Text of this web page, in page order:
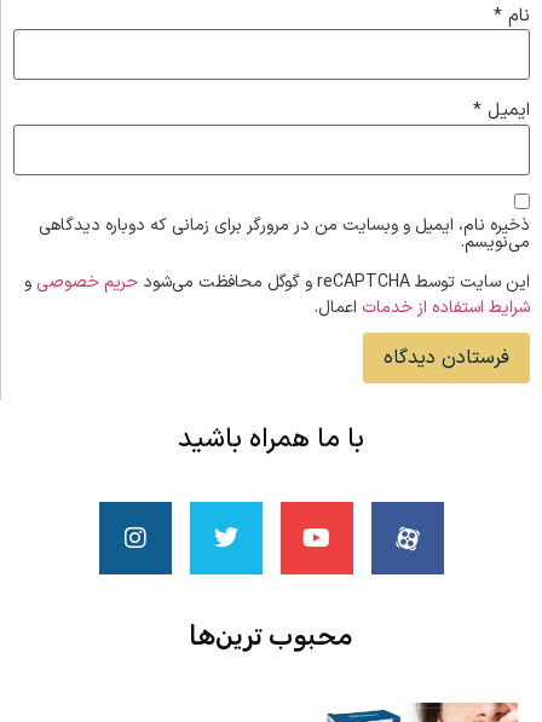
نام *
ایمیل *
ذخیره نام، ایمیل و وبسایت من در مرورگر برای زمانی که دوباره دیدگاهی
می‌نویسم.
این سایت توسط reCAPTCHA و گوگل محافظت می‌شود
حریم خصوصی و
شرایط استفاده از خدمات اعمال.
با ما همراه باشید
محبوب ‌ترین‌ها